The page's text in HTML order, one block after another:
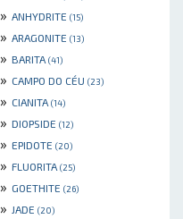
» ANHYDRITE (15)
» ARAGONITE (13)
» BARITA (41)
» CAMPO DO CÉU (23)
» CIANITA (14)
» DIOPSIDE (12)
» EPIDOTE (20)
» FLUORITA (25)
» GOETHITE (26)
» JADE (20)